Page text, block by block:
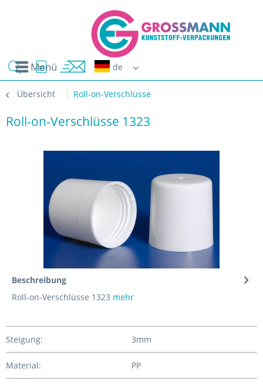
Menü
Übersicht Roll-on-Verschlüsse
Roll-on-Verschlüsse 1323
Beschreibung
Roll-on-Verschlüsse 1323 mehr
Steigung: 3mm
Material: PP